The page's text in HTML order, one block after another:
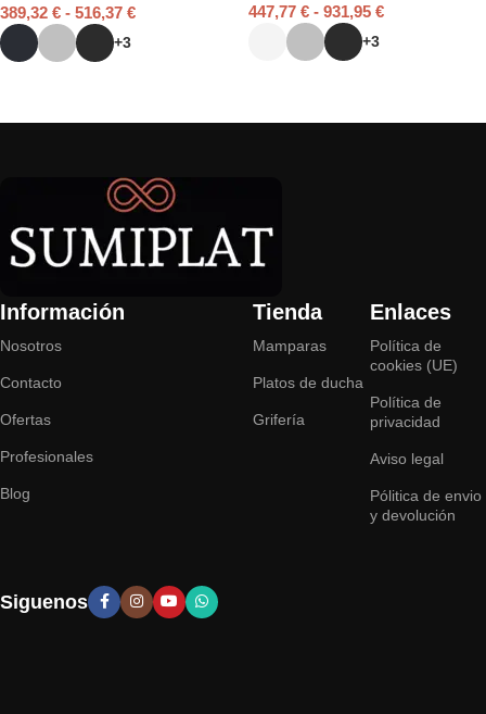
389,32 € - 516,37 €
+3
447,77 € - 931,95 €
+3
Información
Nosotros
Contacto
Ofertas
Profesionales
Blog
Tienda
Mamparas
Platos de ducha
Grifería
Enlaces
Política de
cookies (UE)
Política de
privacidad
Aviso legal
Pólitica de envio
y devolución
Siguenos